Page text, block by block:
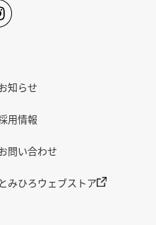
作物・商標物等が含
にて判断の上、ご利
知らせ
用情報
問い合わせ
とみひろウェブストア